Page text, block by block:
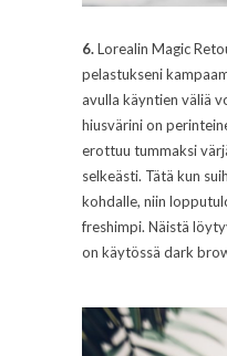
6.Lorealin Magic
pelastukseni
avulla käyntien väliä
hiusvärini on
erottuu tummaksi
selkeästi. Tätä kun
kohdalle, niin
freshimpi. Näistä
on käytössä dark